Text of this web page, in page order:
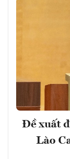
Đề xuất
Lào